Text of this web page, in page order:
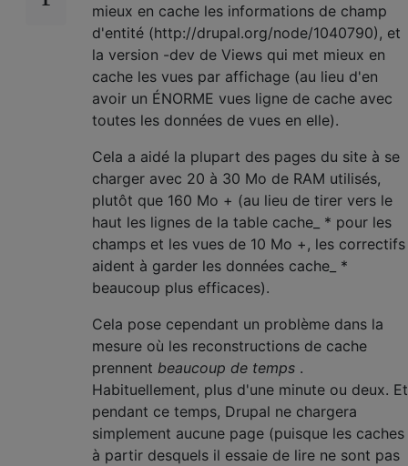
mieux en cache les informations de champ
d'entité (http://drupal.org/node/1040790), et
la version -dev de Views qui met mieux en
cache les vues par affichage (au lieu d'en
avoir un ÉNORME vues ligne de cache avec
toutes les données de vues en elle).
Cela a aidé la plupart des pages du site à se
charger avec 20 à 30 Mo de RAM utilisés,
plutôt que 160 Mo + (au lieu de tirer vers le
haut les lignes de la table cache_ * pour les
champs et les vues de 10 Mo +, les correctifs
aident à garder les données cache_ *
beaucoup plus efficaces).
Cela pose cependant un problème dans la
mesure où les reconstructions de cache
prennent beaucoup de temps .
Habituellement, plus d'une minute ou deux. Et
pendant ce temps, Drupal ne chargera
simplement aucune page (puisque les caches
à partir desquels il essaie de lire ne sont pas